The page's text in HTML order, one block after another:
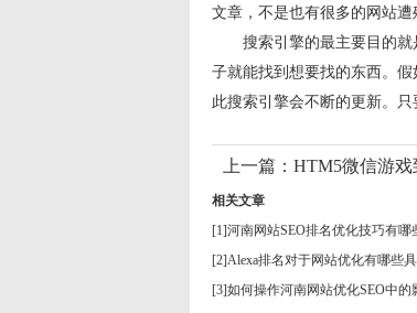
文章，不是也有很多的网站遭
搜索引擎的最主要目的就
子就能找到想要找的东西。
此搜索引擎会不断的更新。
上一篇： HTM5微信游戏
相关文章
[1]河南网站SEO排名优化技巧有哪
[2]Alexa排名对于网站优化有哪些
[3]如何操作河南网站优化SEO中的